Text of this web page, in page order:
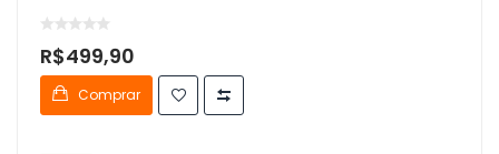
R$499,90
Comprar